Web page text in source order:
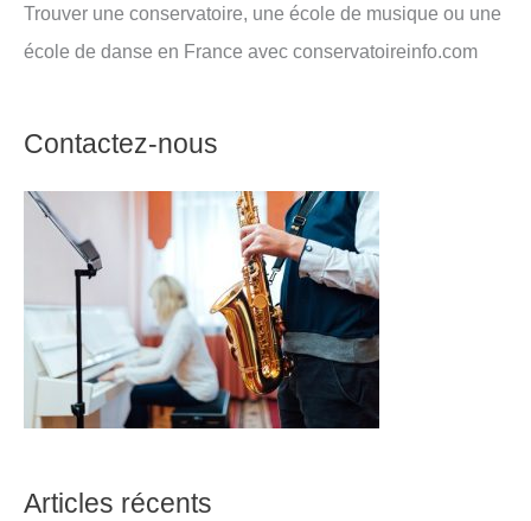
Trouver une conservatoire, une école de musique ou une
école de danse en France avec conservatoireinfo.com
Contactez-nous
Articles récents